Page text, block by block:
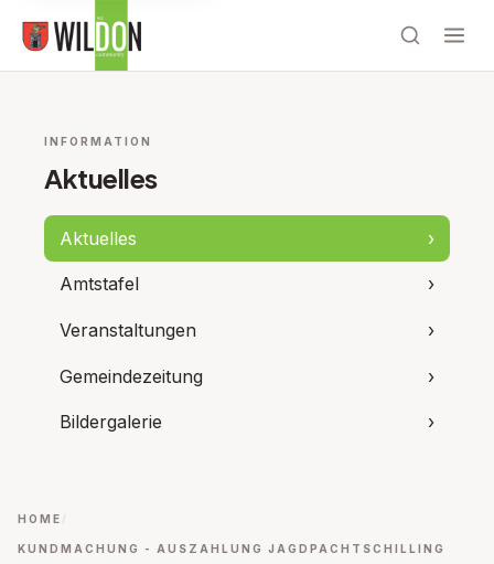
INFORMATION
Aktuelles
Aktuelles ›
Amtstafel ›
Veranstaltungen ›
Gemeindezeitung ›
Bildergalerie ›
HOME
KUNDMACHUNG - AUSZAHLUNG JAGDPACHTSCHILLING